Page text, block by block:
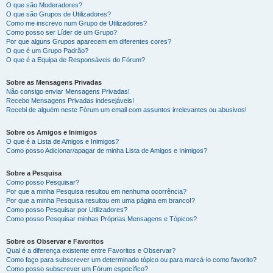
O que são Moderadores?
O que são Grupos de Utilizadores?
Como me inscrevo num Grupo de Utilizadores?
Como posso ser Líder de um Grupo?
Por que alguns Grupos aparecem em diferentes cores?
O que é um Grupo Padrão?
O que é a Equipa de Responsáveis do Fórum?
Sobre as Mensagens Privadas
Não consigo enviar Mensagens Privadas!
Recebo Mensagens Privadas indesejáveis!
Recebi de alguém neste Fórum um email com assuntos irrelevantes ou abusivos!
Sobre os Amigos e Inimigos
O que é a Lista de Amigos e Inimigos?
Como posso Adicionar/apagar de minha Lista de Amigos e Inimigos?
Sobre a Pesquisa
Como posso Pesquisar?
Por que a minha Pesquisa resultou em nenhuma ocorrência?
Por que a minha Pesquisa resultou em uma página em branco!?
Como posso Pesquisar por Utilizadores?
Como posso Pesquisar minhas Próprias Mensagens e Tópicos?
Sobre os Observar e Favoritos
Qual é a diferença existente entre Favoritos e Observar?
Como faço para subscrever um determinado tópico ou para marcá-lo como favorito?
Como posso subscrever um Fórum específico?